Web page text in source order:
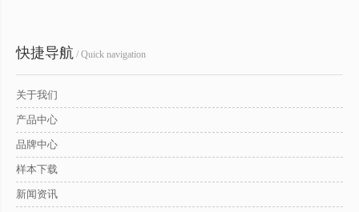
快捷导航 / Quick navigation
关于我们
产品中心
品牌中心
样本下载
新闻资讯